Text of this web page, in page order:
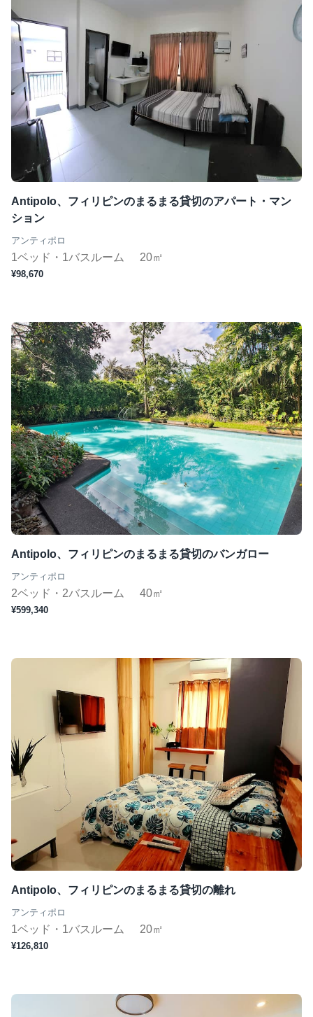
Antipolo、フィリピンのまるまる貸切のアパート・マン
ション
アンティポロ
1ベッド・1バスルーム 20㎡
¥98,670
Antipolo、フィリピンのまるまる貸切のバンガロー
アンティポロ
2ベッド・2バスルーム 40㎡
¥599,340
Antipolo、フィリピンのまるまる貸切の離れ
アンティポロ
1ベッド・1バスルーム 20㎡
¥126,810